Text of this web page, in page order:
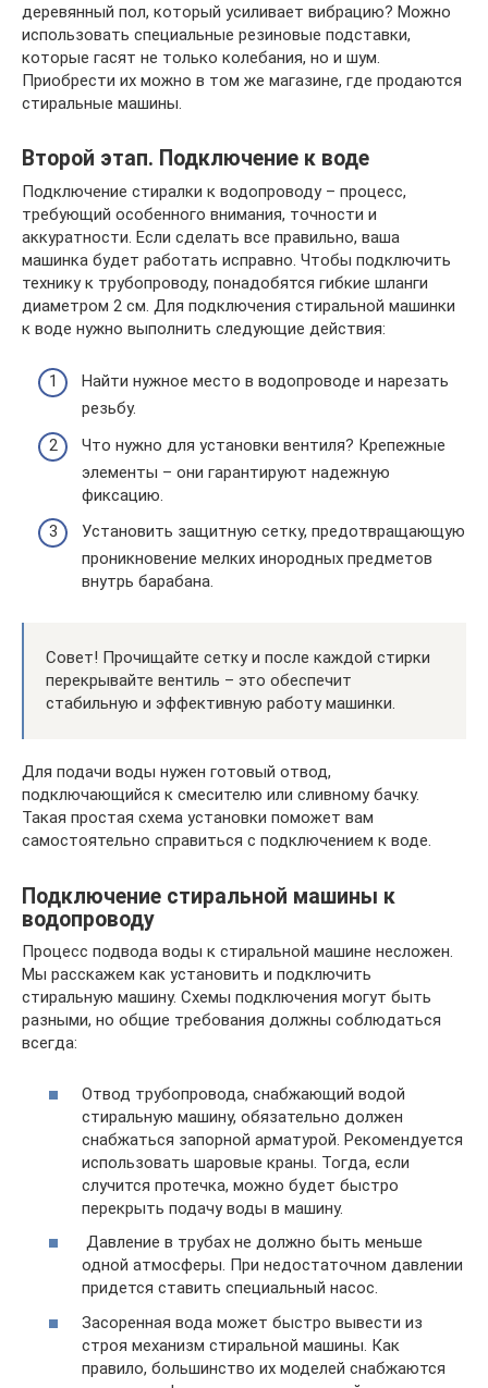
деревянный пол, который усиливает вибрацию? Можно
использовать специальные резиновые подставки,
которые гасят не только колебания, но и шум.
Приобрести их можно в том же магазине, где продаются
стиральные машины.
Второй этап. Подключение к воде
Подключение стиралки к водопроводу – процесс,
требующий особенного внимания, точности и
аккуратности. Если сделать все правильно, ваша
машинка будет работать исправно. Чтобы подключить
технику к трубопроводу, понадобятся гибкие шланги
диаметром 2 см. Для подключения стиральной машинки
к воде нужно выполнить следующие действия:
Найти нужное место в водопроводе и нарезать
резьбу.
Что нужно для установки вентиля? Крепежные
элементы – они гарантируют надежную
фиксацию.
Установить защитную сетку, предотвращающую
проникновение мелких инородных предметов
внутрь барабана.
Совет! Прочищайте сетку и после каждой стирки
перекрывайте вентиль – это обеспечит
стабильную и эффективную работу машинки.
Для подачи воды нужен готовый отвод,
подключающийся к смесителю или сливному бачку.
Такая простая схема установки поможет вам
самостоятельно справиться с подключением к воде.
Подключение стиральной машины к
водопроводу
Процесс подвода воды к стиральной машине несложен.
Мы расскажем как установить и подключить
стиральную машину. Схемы подключения могут быть
разными, но общие требования должны соблюдаться
всегда:
Отвод трубопровода, снабжающий водой
стиральную машину, обязательно должен
снабжаться запорной арматурой. Рекомендуется
использовать шаровые краны. Тогда, если
случится протечка, можно будет быстро
перекрыть подачу воды в машину.
Давление в трубах не должно быть меньше
одной атмосферы. При недостаточном давлении
придется ставить специальный насос.
Засоренная вода может быстро вывести из
строя механизм стиральной машины. Как
правило, большинство их моделей снабжаются